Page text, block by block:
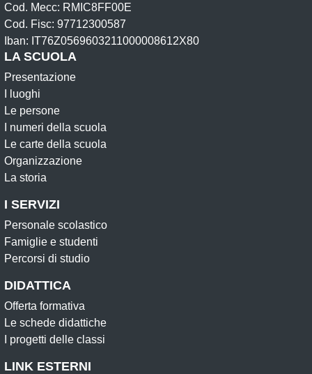
Cod. Mecc: RMIC8FF00E
Cod. Fisc: 97712300587
Iban: IT76Z0569603211000008612X80
LA SCUOLA
Presentazione
I luoghi
Le persone
I numeri della scuola
Le carte della scuola
Organizzazione
La storia
I SERVIZI
Personale scolastico
Famiglie e studenti
Percorsi di studio
DIDATTICA
Offerta formativa
Le schede didattiche
I progetti delle classi
LINK ESTERNI